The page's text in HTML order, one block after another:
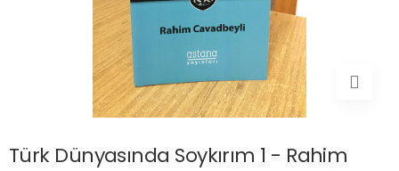
Türk Dünyasında Soykırım 1 - Rahim